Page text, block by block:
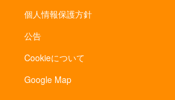
個人情報保護方針
公告
Cookieについて
Google Map